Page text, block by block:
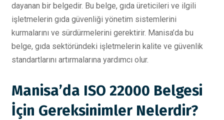
dayanan bir belgedir. Bu belge, gıda üreticileri ve ilgili
işletmelerin gıda güvenliği yönetim sistemlerini
kurmalarını ve sürdürmelerini gerektirir. Manisa’da bu
belge, gıda sektöründeki işletmelerin kalite ve güvenlik
standartlarını artırmalarına yardımcı olur.
Manisa’da ISO 22000 Belgesi
İçin Gereksinimler Nelerdir?